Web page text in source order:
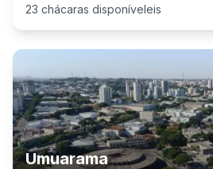
23 chácaras disponíveleis
Umuarama